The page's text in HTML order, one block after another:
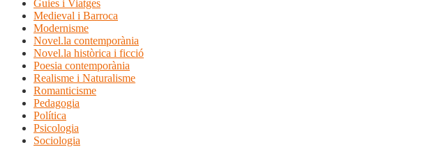
Guies i Viatges
Medieval i Barroca
Modernisme
Novel.la contemporània
Novel.la històrica i ficció
Poesia contemporània
Realisme i Naturalisme
Romanticisme
Pedagogia
Política
Psicologia
Sociologia